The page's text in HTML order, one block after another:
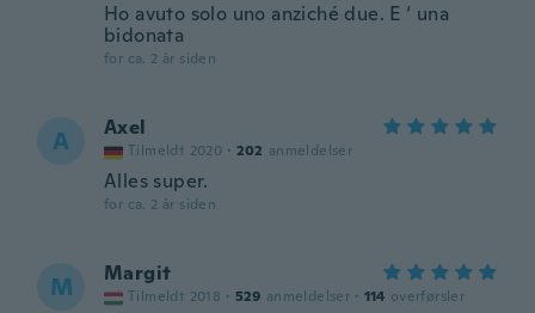
Ho avuto solo uno anziché due. E ‘ una
bidonata
for ca. 2 år siden
A Axel
Tilmeldt 2020 · 202 anmeldelser
Alles super.
for ca. 2 år siden
M Margit
Tilmeldt 2018 · 529 anmeldelser · 114 overførsler